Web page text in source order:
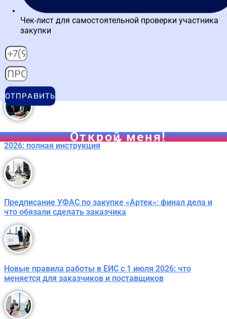
Обзор новостей госзакупок: ключевые события с 29
июня по 5 июля 2026
Контракты с единственным поставщиком по 44-ФЗ с 1
июля 2026: новый порядок включения в реестр
Установка сертификатов Минцифры для ЕИС с 4 июля
2026: полная инструкция
Предписание УФАС по закупке «Артек»: финал дела и
что обязали сделать заказчика
Новые правила работы в ЕИС с 1 июля 2026: что
меняется для заказчиков и поставщиков
Чек-лист для самостоятельной проверки участника
закупки
ОТПРАВИТЬ
Открой меня!